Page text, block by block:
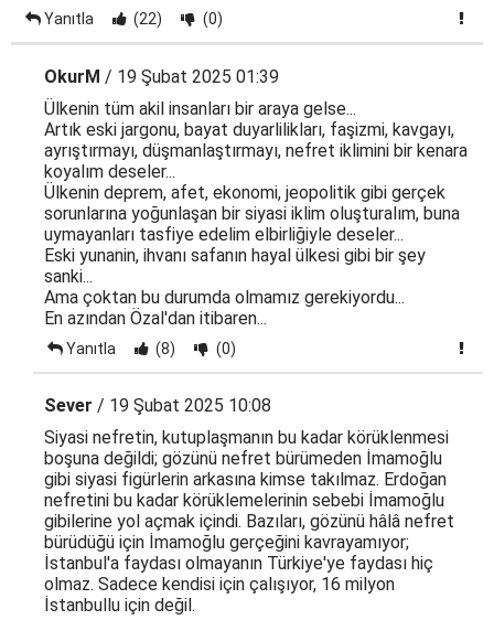
Yanıtla (22) (0)
OkurM / 19 Şubat 2025 01:39
Ülkenin tüm akil insanları bir araya gelse...
Artık eski jargonu, bayat duyarlilikları, faşizmi, kavgayı,
ayrıştırmayı, düşmanlaştırmayı, nefret iklimini bir kenara
koyalım deseler...
Ülkenin deprem, afet, ekonomi, jeopolitik gibi gerçek
sorunlarına yoğunlaşan bir siyasi iklim oluşturalım, buna
uymayanları tasfiye edelim elbirliğiyle deseler...
Eski yunanin, ihvanı safanın hayal ülkesi gibi bir şey
sanki...
Ama çoktan bu durumda olmamız gerekiyordu...
En azından Özal'dan itibaren...
Yanıtla (8) (0)
Sever / 19 Şubat 2025 10:08
Siyasi nefretin, kutuplaşmanın bu kadar körüklenmesi
boşuna değildi; gözünü nefret bürümeden İmamoğlu
gibi siyasi figürlerin arkasına kimse takılmaz. Erdoğan
nefretini bu kadar körüklemelerinin sebebi İmamoğlu
gibilerine yol açmak içindi. Bazıları, gözünü hâlâ nefret
bürüdüğü için İmamoğlu gerçeğini kavrayamıyor;
İstanbul'a faydası olmayanın Türkiye'ye faydası hiç
olmaz. Sadece kendisi için çalışıyor, 16 milyon
İstanbullu için değil.